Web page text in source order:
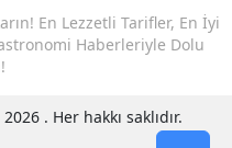
En Lezzetli Tarifler, En İyi
Haberleriyle Dolu
. Her hakkı saklıdır.